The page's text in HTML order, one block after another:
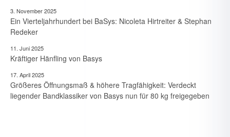
3. November 2025
Ein Vierteljahrhundert bei BaSys: Nicoleta Hirtreiter & Stephan
Redeker
11. Juni 2025
Kräftiger Hänfling von Basys
17. April 2025
Größeres Öffnungsmaß & höhere Tragfähigkeit: Verdeckt
liegender Bandklassiker von Basys nun für 80 kg freigegeben
6. August 2026
Spielraum & Stauraum elegant vereint: Platzeffizienz dank